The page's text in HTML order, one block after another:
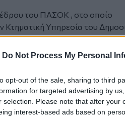
Do Not Process My Personal
opt-out of the sale, sharing to third
for targeted advertising by
selection. Please note that after your
interest-based ads based on
του ΠΑΣΟΚ , στο οποίο
Κτηματική Υπηρεσία του
Η Κτηματική Υπηρεσία του
κατόπιν νέου διαγωνισμού
κάθε μισθωτής έχει το
είναι συμβατό με τις
Στην προκειμένη περίπτωση,
που χρησιμοποιούνταν